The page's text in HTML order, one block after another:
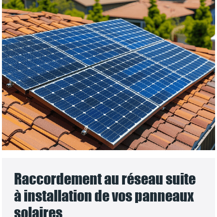
Raccordement au réseau suite
à installation de vos panneaux
solaires